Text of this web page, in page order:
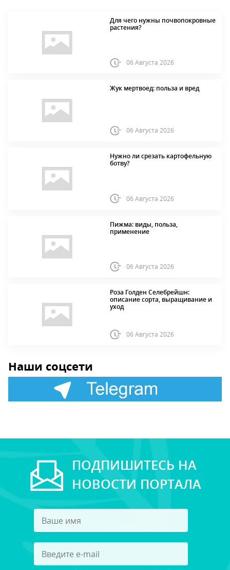
Для чего нужны почвопокровные
растения?
06 Августа 2026
Жук мертвоед: польза и вред
06 Августа 2026
Нужно ли срезать картофельную
ботву?
06 Августа 2026
Пижма: виды, польза,
применение
06 Августа 2026
Роза Голден Селебрейшн:
описание сорта, выращивание и
уход
06 Августа 2026
Наши соцсети
ПОДПИШИТЕСЬ НА
НОВОСТИ ПОРТАЛА